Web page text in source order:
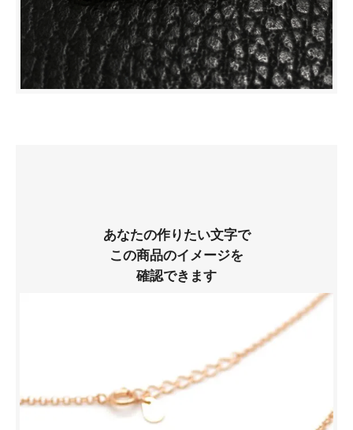
あなたの作りたい文字で
この商品のイメージを
確認できます